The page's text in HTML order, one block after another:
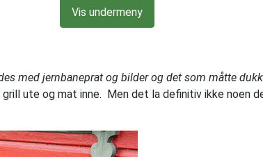
Vis undermeny
med jernbaneprat og bilder og det som måtte
ute og mat inne. Men det la definitiv ikke noen